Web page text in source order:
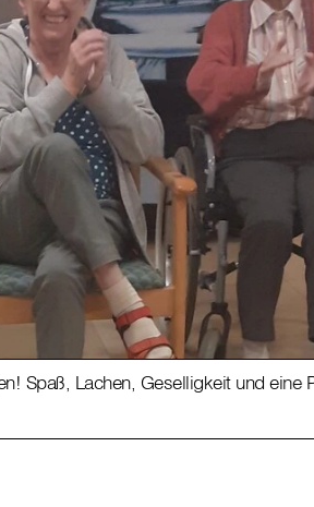
Spaß, Lachen, Geselligkeit und eine